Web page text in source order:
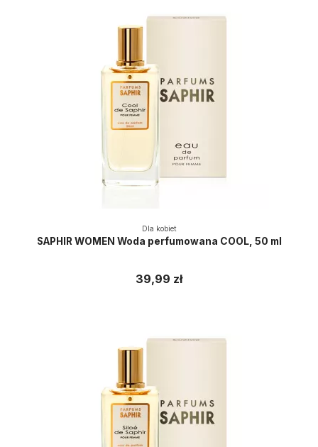
Dla kobiet
SAPHIR WOMEN Woda perfumowana COOL, 50 ml
39,99 zł